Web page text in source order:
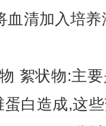
血清加入培
絮状物:主
白造成,这